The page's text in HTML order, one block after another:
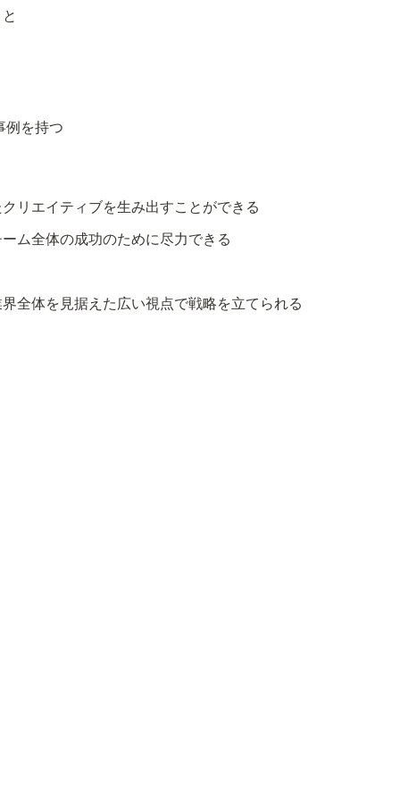
例を持つ
リエイティブを生み出すことができる
ム全体の成功のために尽力できる
全体を見据えた広い視点で戦略を立てられる